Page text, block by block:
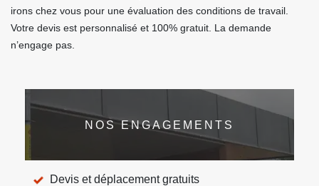
irons chez vous pour une évaluation des conditions de travail.
Votre devis est personnalisé et 100% gratuit. La demande
n’engage pas.
NOS ENGAGEMENTS
Devis et déplacement gratuits